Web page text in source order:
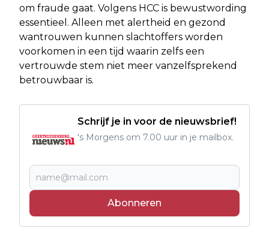
om fraude gaat. Volgens HCC is bewustwording
essentieel. Alleen met alertheid en gezond
wantrouwen kunnen slachtoffers worden
voorkomen in een tijd waarin zelfs een
vertrouwde stem niet meer vanzelfsprekend
betrouwbaar is.
Schrijf je in voor de nieuwsbrief!
's Morgens om 7.00 uur in je mailbox.
Abonneren